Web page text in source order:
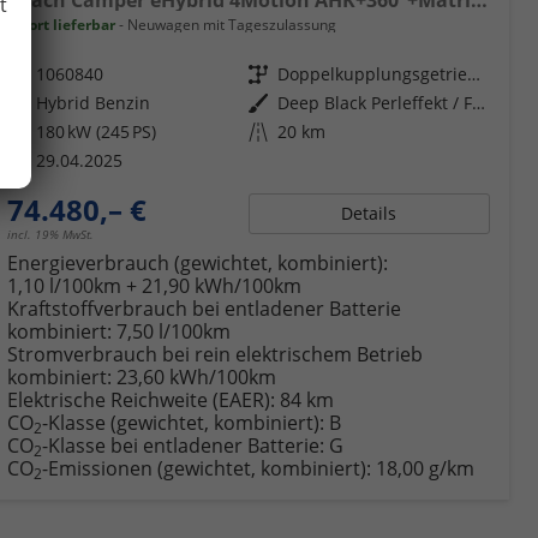
sofort lieferbar Neuwagen mit Tageszulassung
1060840 Getriebe
Doppelkupplungsgetriebe (DSG)
Hybrid Benzin Außenfarbe
Deep Black Perleffekt / Fortana Rot Metallic (nur in Verb. mit abgedunkelte Scheiben, wenn nicht Serie)
180 kW (245 PS) Kilometerstand 20 km
29.04.2025
74.480,– €
incl. 19% MwSt.
Details
Energieverbrauch (gewichtet, kombiniert):
1,10 l/100km + 21,90 kWh/100km
Kraftstoffverbrauch bei entladener Batterie
kombiniert: 7,50 l/100km
Stromverbrauch bei rein elektrischem Betrieb
kombiniert: 23,60 kWh/100km
Elektrische Reichweite (EAER): 84 km
CO2-Klasse (gewichtet, kombiniert): B
CO2-Klasse bei entladener Batterie: G
CO2-Emissionen (gewichtet, kombiniert): 18,00 g/km